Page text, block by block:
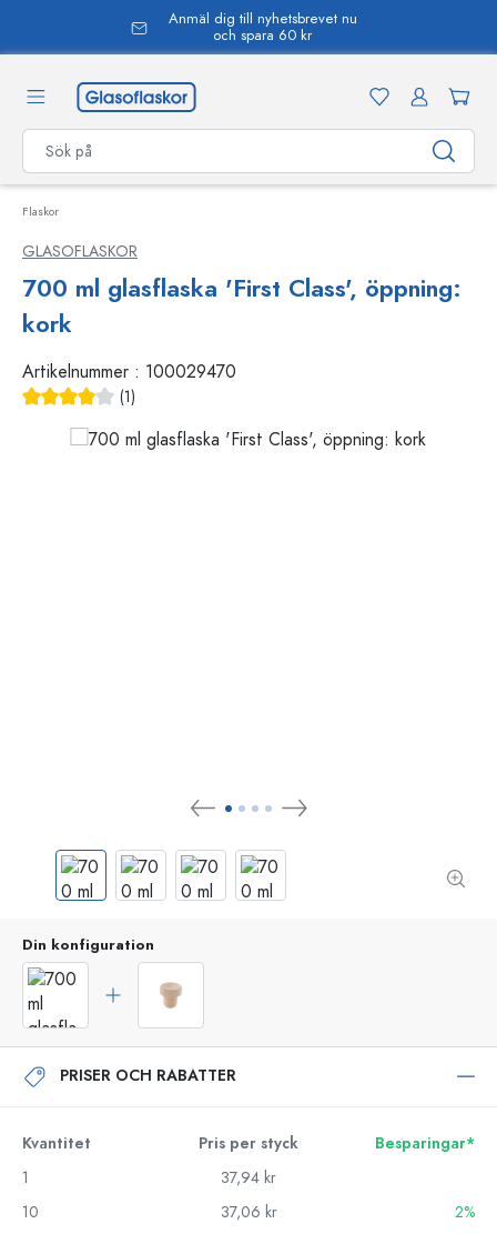
Anmäl dig till nyhetsbrevet nu
och spara 60 kr
Flaskor
GLASOFLASKOR
700 ml glasflaska 'First Class', öppning:
kork
Artikelnummer : 100029470
(1)
Din konfiguration
PRISER OCH RABATTER
Kvantitet Pris per styck
Besparingar*
1
37,94 kr
10
37,06 kr
2%